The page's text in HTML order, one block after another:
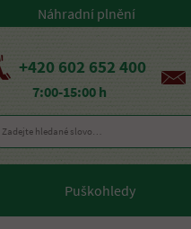
Náhradní plnění
+420 602 652 400
7:00-15:00 h
Puškohledy